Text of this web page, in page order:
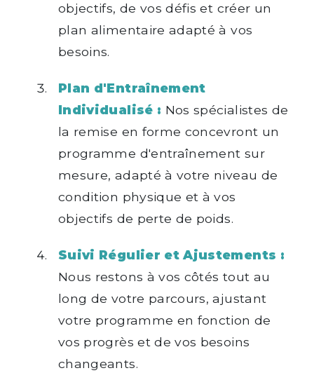
objectifs, de vos défis et créer un
plan alimentaire adapté à vos
besoins.
Plan d'Entraînement
Individualisé : Nos spécialistes de
la remise en forme concevront un
programme d'entraînement sur
mesure, adapté à votre niveau de
condition physique et à vos
objectifs de perte de poids.
Suivi Régulier et Ajustements :
Nous restons à vos côtés tout au
long de votre parcours, ajustant
votre programme en fonction de
vos progrès et de vos besoins
changeants.